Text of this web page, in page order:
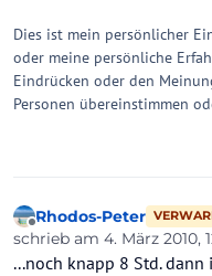
Dies ist mein persönlicher
oder meine persönliche
Eindrücken oder den
Personen übereinstimmen
Offline
Rhodos-Peter
schrieb am 4. März 2010,
zuletzt editiert von
...noch knapp 8 Std. dann